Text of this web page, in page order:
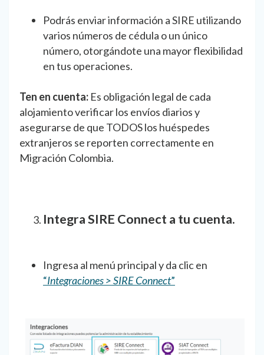
Podrás enviar información a SIRE utilizando
varios números de cédula o un único
número, otorgándote una mayor flexibilidad
en tus operaciones.
Ten en cuenta: Es obligación legal de cada
alojamiento verificar los envíos diarios y
asegurarse de que TODOS los huéspedes
extranjeros se reporten correctamente en
Migración Colombia.
Integra SIRE Connect a tu cuenta.
Ingresa al menú principal y da clic en
“Integraciones > SIRE Connect”